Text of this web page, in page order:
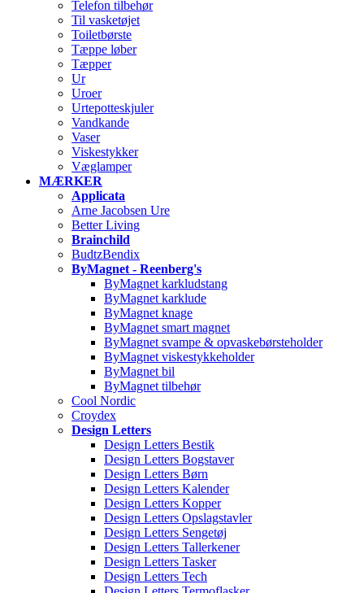
Telefon tilbehør
Til vasketøjet
Toiletbørste
Tæppe løber
Tæpper
Ur
Uroer
Urtepotteskjuler
Vandkande
Vaser
Viskestykker
Væglamper
MÆRKER
Applicata
Arne Jacobsen Ure
Better Living
Brainchild
BudtzBendix
ByMagnet - Reenberg's
ByMagnet karkludstang
ByMagnet karklude
ByMagnet knage
ByMagnet smart magnet
ByMagnet svampe & opvaskebørsteholder
ByMagnet viskestykkeholder
ByMagnet bil
ByMagnet tilbehør
Cool Nordic
Croydex
Design Letters
Design Letters Bestik
Design Letters Bogstaver
Design Letters Børn
Design Letters Kalender
Design Letters Kopper
Design Letters Opslagstavler
Design Letters Sengetøj
Design Letters Tallerkener
Design Letters Tasker
Design Letters Tech